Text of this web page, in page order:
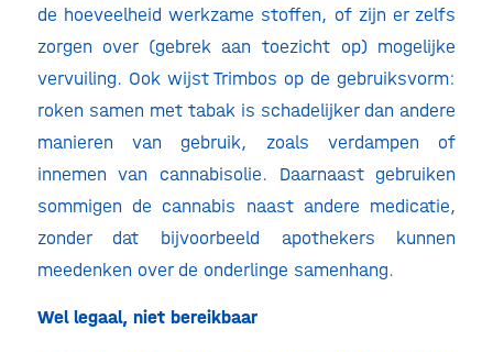
de hoeveelheid werkzame stoffen, of zijn er zelfs
zorgen over (gebrek aan toezicht op) mogelijke
vervuiling. Ook wijst Trimbos op de gebruiksvorm:
roken samen met tabak is schadelijker dan andere
manieren van gebruik, zoals verdampen of
innemen van cannabisolie. Daarnaast gebruiken
sommigen de cannabis naast andere medicatie,
zonder dat bijvoorbeeld apothekers kunnen
meedenken over de onderlinge samenhang.
Wel legaal, niet bereikbaar